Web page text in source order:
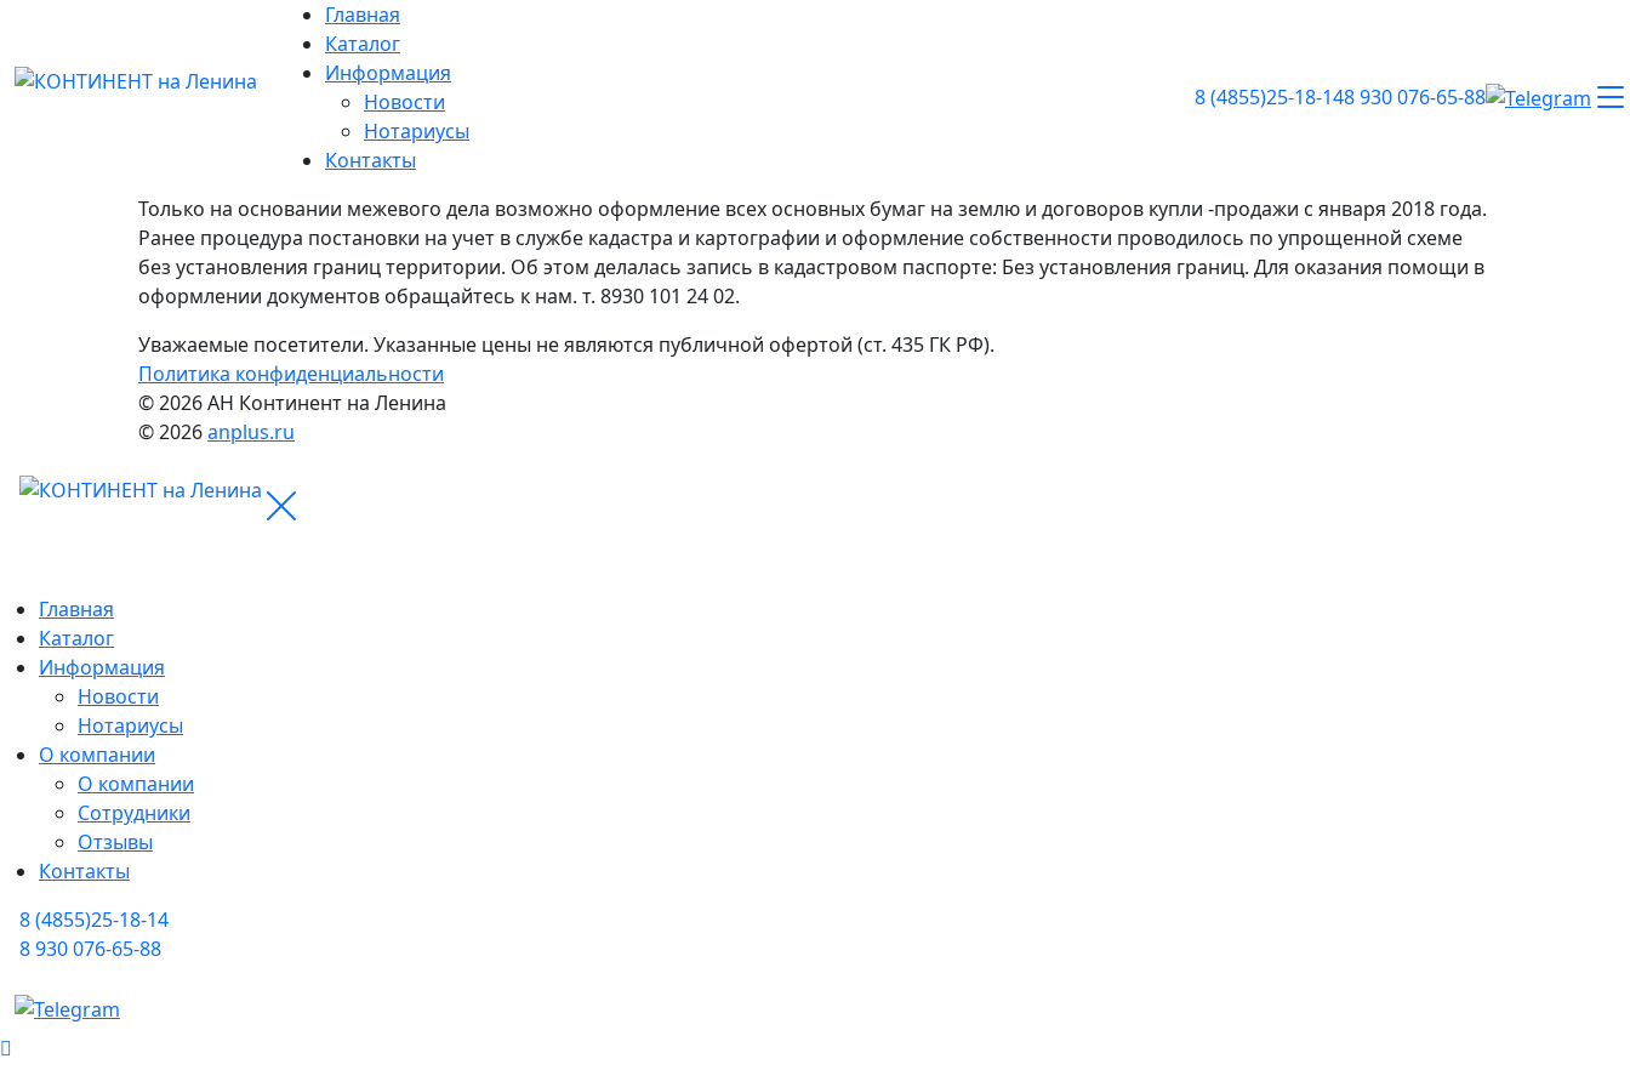
Главная
Каталог
Информация
Новости
Нотариусы
Контакты
8 (4855)25-18-148 930 076-65-88
Только на основании межевого дела возможно оформление всех основных бумаг на землю и договоров купли -продажи с января 2018 года.
Ранее процедура постановки на учет в службе кадастра и картографии и оформление собственности проводилось по упрощенной схеме
без установления границ территории. Об этом делалась запись в кадастровом паспорте: Без установления границ. Для оказания помощи в
оформлении документов обращайтесь к нам. т. 8930 101 24 02.
Уважаемые посетители. Указанные цены не являются публичной офертой (ст. 435 ГК РФ).
Политика конфиденциальности
© 2026 АН Континент на Ленина
© 2026anplus.ru
Главная
Каталог
Информация
Новости
Нотариусы
О компании
О компании
Сотрудники
Отзывы
Контакты
8 (4855)25-18-14
8 930 076-65-88